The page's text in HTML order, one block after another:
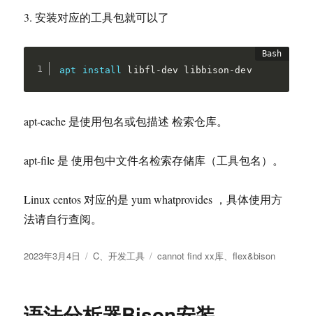
3. 安装对应的工具包就可以了
apt install libfl-dev libbison-dev
apt-cache 是使用包名或包描述 检索仓库。
apt-file 是 使用包中文件名检索存储库（工具包名）。
Linux centos 对应的是 yum whatprovides ，具体使用方
法请自行查阅。
发
2023年3月4日
分
C、开发工具
标
cannot find xx库、flex&bison